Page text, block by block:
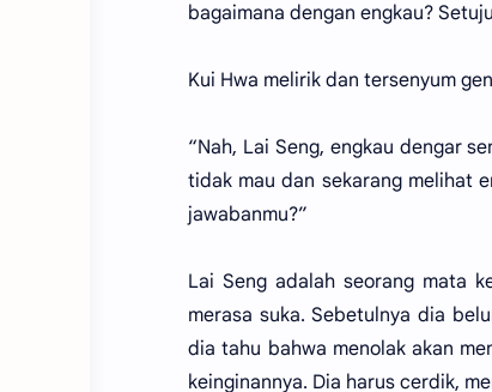
bagaimana dengan engkau?
Kui Hwa melirik dan tersenyum
“Nah, Lai Seng, engkau dengar
tidak mau dan sekarang melihat
jawabanmu?”
Lai Seng adalah seorang mata
merasa suka. Sebetulnya dia
dia tahu bahwa menolak akan
keinginannya. Dia harus cerdik,